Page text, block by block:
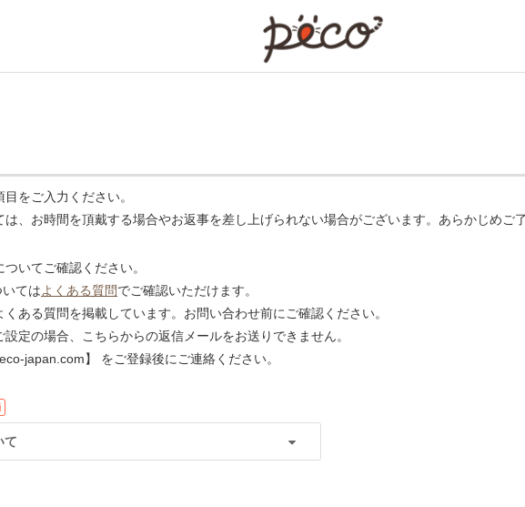
をご入力ください。
、お時間を頂戴する場合やお返事を差し上げられない場合がございます。あらかじめご
いてご確認ください。
てはよくある質問でご確認いただけます。
ある質問を掲載しています。お問い合わせ前にご確認ください。
定の場合、こちらからの返信メールをお送りできません。
japan.com】 をご登録後にご連絡ください。
て